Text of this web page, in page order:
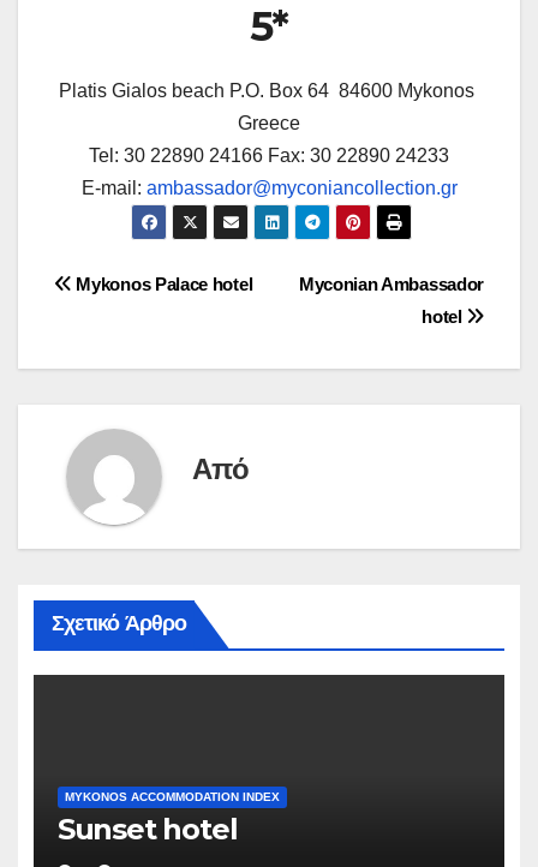
5*
Platis Gialos beach P.O. Box 64 84600 Mykonos
Greece
Tel: 30 22890 24166 Fax: 30 22890 24233
E-mail: ambassador@myconiancollection.gr
Πλοήγηση
Myconian Ambassador
hotel
Mykonos Palace hotel
Από
Σχετικό Άρθρο
MYKONOS ACCOMMODATION INDEX
Sunset hotel